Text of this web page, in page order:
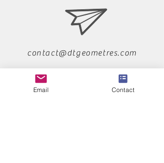
contact@dtgeometres.com
Email Contact